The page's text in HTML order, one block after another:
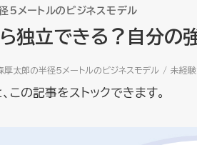
5メートルのビジネスモデル
独立できる？自分の
厚太郎の半径5メートルのビジネスモデル 未経
この記事をストックできます。